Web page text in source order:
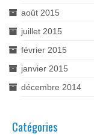
août 2015
juillet 2015
février 2015
janvier 2015
décembre 2014
Catégories